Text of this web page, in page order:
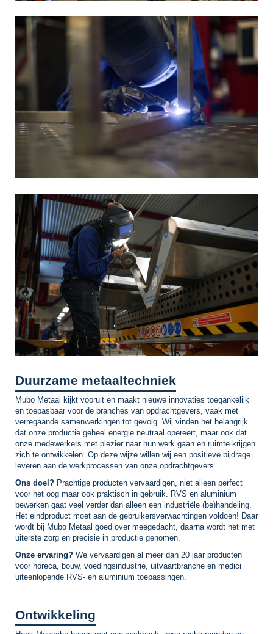
Duurzame metaaltechniek
Mubo Metaal kijkt vooruit en maakt nieuwe innovaties toegankelijk
en toepasbaar voor de branches van opdrachtgevers, vaak met
verregaande samenwerkingen tot gevolg. Wij vinden het belangrijk
dat onze productie geheel energie neutraal opereert, maar ook dat
onze medewerkers met plezier naar hun werk gaan en ruimte krijgen
zich te ontwikkelen. Op deze wijze willen wij een positieve bijdrage
leveren aan de werkprocessen van onze opdrachtgevers.
Ons doel? Prachtige producten vervaardigen, niet alleen perfect
voor het oog maar ook praktisch in gebruik. RVS en aluminium
bewerken gaat veel verder dan alleen een industriële (be)handeling.
Het eindproduct moet aan de gebruikersverwachtingen voldoen! Daar
wordt bij Mubo Metaal goed over meegedacht, daarna wordt het met
uiterste zorg en precisie in productie genomen.
Onze ervaring? We vervaardigen al meer dan 20 jaar producten
voor horeca, bouw, voedingsindustrie, uitvaartbranche en medici
uiteenlopende RVS- en aluminium toepassingen.
Ontwikkeling